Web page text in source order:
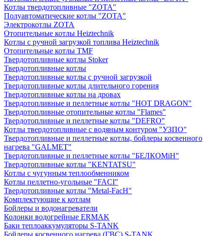
Котлы твердотопливные "ZOTA"
Полуавтоматические котлы "ZOTA"
Электрокотлы ZOTA
Отопительные котлы Heiztechnik
Котлы с ручной загрузкой топлива Heiztechnik
Отопительные котлы TMF
Твердотопливные котлы Stoker
Твердотопливные котлы
Твердотопливные котлы с ручной загрузкой
Твердотопливные котлы длительного горения
Твердотопливные котлы на дровах
Твердотопливные и пеллетные котлы "HOT DRAGON"
Твердотопливные отопительные котлы "Flames"
Твердотопливные и пеллетные котлы "DEFRO"
Котлы твердотопливные с водяным контуром "УЗПО"
Твердотопливные и пеллетные котлы, бойлеры косвенного
нагрева "GALMET"
Твердотопливные и пеллетные котлы "БЕЛКОМiН"
Твердотопливные котлы "KENTATSU"
Котлы с чугунным теплообменником
Котлы пеллетно-угольные "FACI"
Твердотопливные котлы "Metal-FacH"
Комплектующие к котлам
Бойлеры и водонагреватели
Колонки водогрейные ERMAK
Баки теплоаккумуляторы S-TANK
Бойлеры косвенного нагрева (ГВС) S-TANK